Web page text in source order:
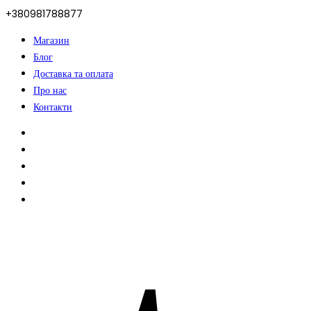
+380981788877
Магазин
Блог
Доставка та оплата
Про нас
Контакти